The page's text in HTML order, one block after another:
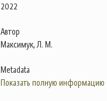
2022
Автор
Максимук, Л. М.
Metadata
Показать полную информацию